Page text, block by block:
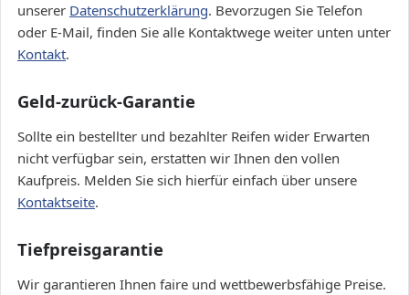
unserer Datenschutzerklärung. Bevorzugen Sie Telefon
oder E-Mail, finden Sie alle Kontaktwege weiter unten unter
Kontakt.
Geld-zurück-Garantie
Sollte ein bestellter und bezahlter Reifen wider Erwarten
nicht verfügbar sein, erstatten wir Ihnen den vollen
Kaufpreis. Melden Sie sich hierfür einfach über unsere
Kontaktseite.
Tiefpreisgarantie
Wir garantieren Ihnen faire und wettbewerbsfähige Preise.